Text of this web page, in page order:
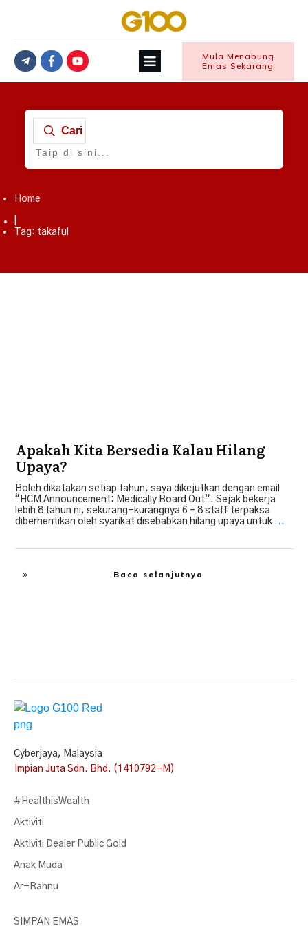
Mula Menabung
Emas Sekarang
Cari
Home
Tag: takaful
Apakah Kita Bersedia Kalau Hilang
Upaya?
Boleh dikatakan setiap tahun, saya dikejutkan dengan email
“HCM Announcement: Medically Board Out”. Sejak bekerja
lebih 8 tahun ni, sekurang-kurangnya 6 – 8 staff terpaksa
diberhentikan oleh syarikat disebabkan hilang upaya untuk ...
Baca selanjutnya
Cyberjaya, Malaysia
Impian Juta Sdn. Bhd. (1410792-M)
#HealthisWealth
Aktiviti
Aktiviti Dealer Public Gold
Anak Muda
Ar-Rahnu
SIMPAN EMAS